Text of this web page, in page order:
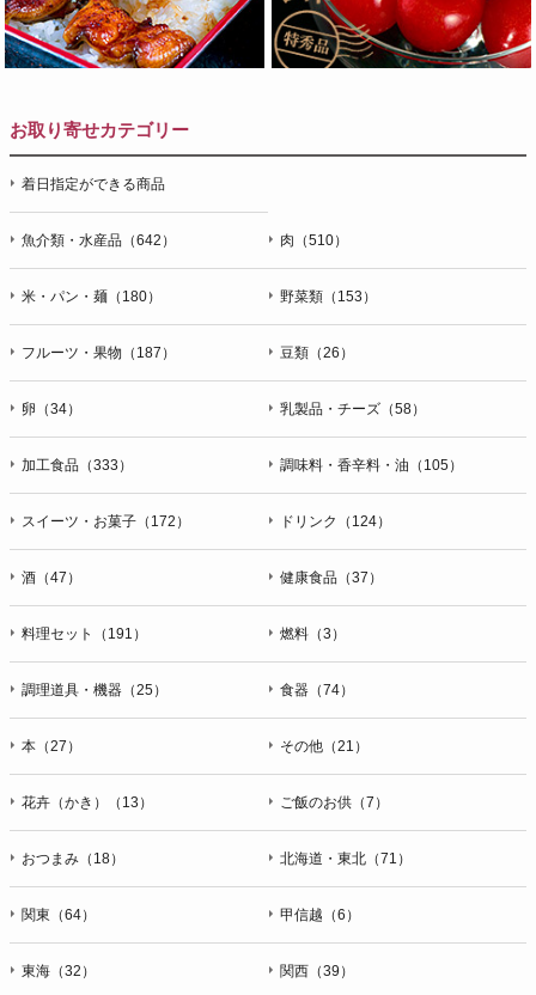
お取り寄せカテゴリー
着日指定ができる商品
魚介類・水産品（642） 肉（510）
米・パン・麺（180） 野菜類（153）
フルーツ・果物（187） 豆類（26）
卵（34） 乳製品・チーズ（58）
加工食品（333） 調味料・香辛料・油（105）
スイーツ・お菓子（172） ドリンク（124）
酒（47） 健康食品（37）
料理セット（191） 燃料（3）
調理道具・機器（25） 食器（74）
本（27） その他（21）
花卉（かき）（13） ご飯のお供（7）
おつまみ（18） 北海道・東北（71）
関東（64） 甲信越（6）
東海（32） 関西（39）